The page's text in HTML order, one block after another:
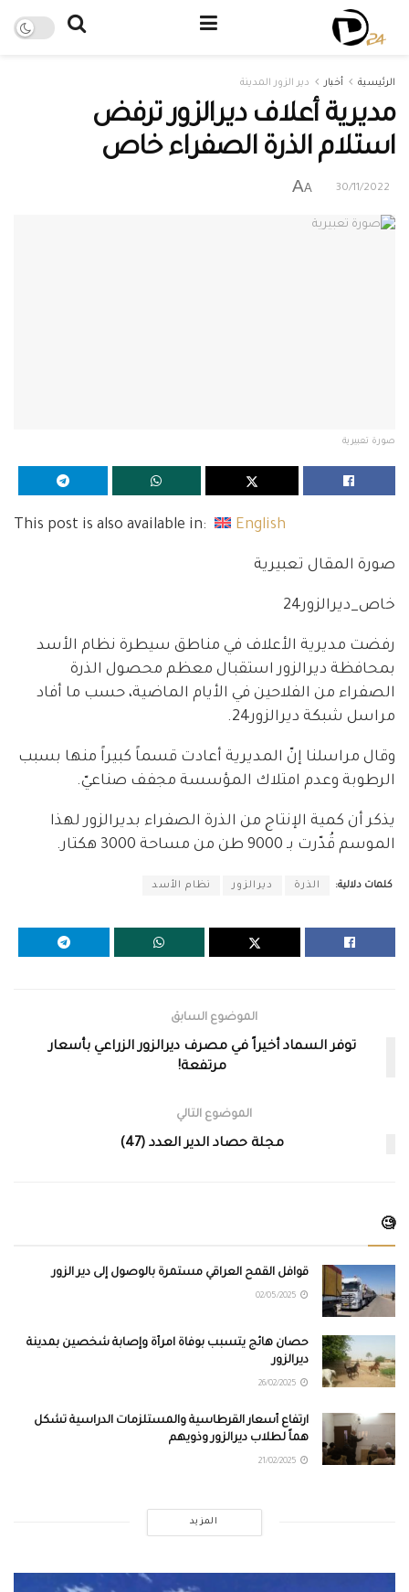
الرئيسية أخبار دير الزور المدينة
مديرية أعلاف ديرالزور ترفض
استلام الذرة الصفراء خاص
30/11/2022
A
A
صورة تعبيرية
This post is also available in: English
صورة المقال تعبيرية
خاص_ديرالزور24
رفضت مديرية الأعلاف في مناطق سيطرة نظام الأسد
بمحافظة ديرالزور استقبال معظم محصول الذرة
الصفراء من الفلاحين في الأيام الماضية، حسب ما أفاد
مراسل شبكة ديرالزور24.
وقال مراسلنا إنّ المديرية أعادت قسماً كبيراً منها بسبب
الرطوبة وعدم امتلاك المؤسسة مجفف صناعيّ.
يذكر أن كمية الإنتاج من الذرة الصفراء بديرالزور لهذا
الموسم قُدّرت بـ 9000 طن من مساحة 3000 هكتار.
كلمات دلالية: الذرة ديرالزور نظام الأسد
الموضوع السابق
توفر السماد أخيراً في مصرف ديرالزور الزراعي بأسعار
مرتفعة!
الموضوع التالي
مجلة حصاد الدير العدد (47)
🧐
قوافل القمح العراقي مستمرة بالوصول إلى دير الزور
حصان هائج يتسبب بوفاة امرأة وإصابة شخصين بمدينة
ديرالزور
ارتفاع أسعار القرطاسية والمستلزمات الدراسية تشكل
هماً لطلاب ديرالزور وذويهم
المزيد